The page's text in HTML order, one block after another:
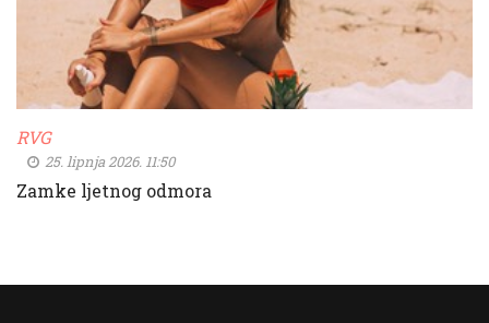
RVG
25. lipnja 2026. 11:50
Zamke ljetnog odmora